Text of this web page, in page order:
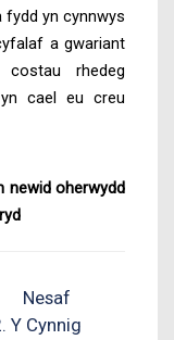
fydd yn cynnwys
a gwariant
rhedeg
cael eu creu
newid oherwydd
Nesaf
Y Cynnig